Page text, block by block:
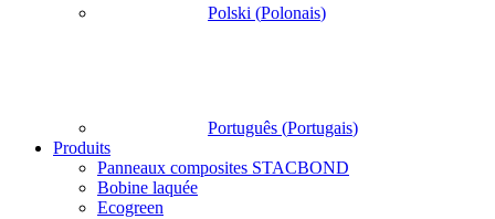
Polski (Polonais)
Português (Portugais)
Produits
Panneaux composites STACBOND
Bobine laquée
Ecogreen